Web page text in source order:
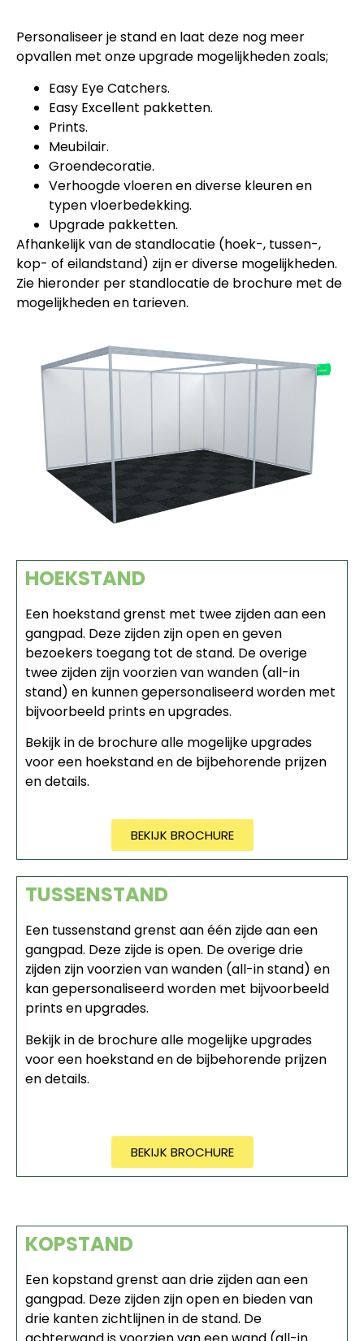
Personaliseer je stand en laat deze nog meer
opvallen met onze upgrade mogelijkheden zoals;
Easy Eye Catchers.
Easy Excellent pakketten.
Prints.
Meubilair.
Groendecoratie.
Verhoogde vloeren en diverse kleuren en
typen vloerbedekking.
Upgrade pakketten.
Afhankelijk van de standlocatie (hoek-, tussen-,
kop- of eilandstand) zijn er diverse mogelijkheden.
Zie hieronder per standlocatie de brochure met de
mogelijkheden en tarieven.
HOEKSTAND
Een hoekstand grenst met twee zijden aan een
gangpad. Deze zijden zijn open en geven
bezoekers toegang tot de stand. De overige
twee zijden zijn voorzien van wanden (all-in
stand) en kunnen gepersonaliseerd worden met
bijvoorbeeld prints en upgrades.
Bekijk in de brochure alle mogelijke upgrades
voor een hoekstand en de bijbehorende prijzen
en details.
BEKIJK BROCHURE
TUSSENSTAND
Een tussenstand grenst aan één zijde aan een
gangpad. Deze zijde is open. De overige drie
zijden zijn voorzien van wanden (all-in stand) en
kan gepersonaliseerd worden met bijvoorbeeld
prints en upgrades.
Bekijk in de brochure alle mogelijke upgrades
voor een hoekstand en de bijbehorende prijzen
en details.
BEKIJK BROCHURE
KOPSTAND
Een kopstand grenst aan drie zijden aan een
gangpad. Deze zijden zijn open en bieden van
drie kanten zichtlijnen in de stand. De